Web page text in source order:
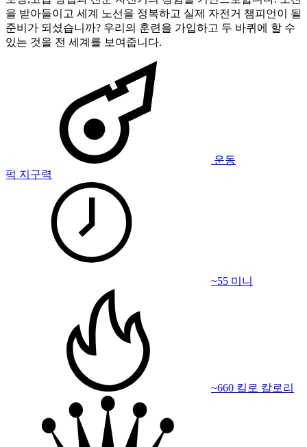
을 받아들이고 세계 노선을 정복하고 실제 자전거 챔피언이 될
준비가 되셨습니까? 우리의 훈련을 가입하고 두 바퀴에 할 수
있는 것을 전 세계를 보여줍니다.
운동
퍽 지구력
~55 미니
~660 킬로 칼로리